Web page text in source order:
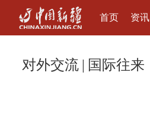
首页 资讯
对外交流 | 国际往来